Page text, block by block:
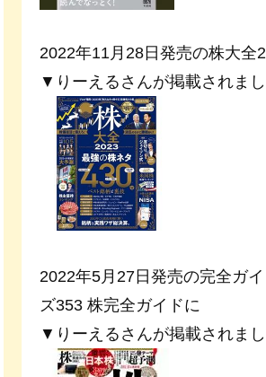
2022年11月28日発売の株大全
▼りーえるさんが掲載されまし
2022年5月27日発売の完全ガ
ズ353 株完全ガイドに
▼りーえるさんが掲載されまし